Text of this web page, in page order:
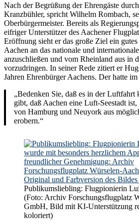
Nach der Begrüßung der Ehrengäste
Kranzbühler, spricht Wilhelm Rombach,
Oberbürgermeister. Bereits als
eifriger Unterstützer des Aachener
Eröffnung sieht er das große Ziel ein
Aachen an das nationale und
anzuschließen und vom Rheinland aus in
vorzudringen. In seiner Rede zitiert er
Jahren Ehrenbürger Aachens. Der hatte im
„Bedenken Sie, daß es in der Luftfahrt
gibt, daß Aachen eine Luft-Seestadt
von Hamburg und Neuyork aus
erobern.“
Publikumsliebling: Flugpionierin
(Foto: Archiv Forschungsflugplatz
GmbH, Bild mit KI-Unterstützung
koloriert)